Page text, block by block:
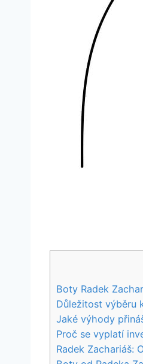
Boty Radek⁤
Důležitost výběru
Jaké výhody
Proč se vyplatí
Radek ​Zachariáš: